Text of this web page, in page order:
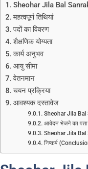
Sheohar Jila Bal
महत्वपूर्ण तिथियां
पदों का विवरण
शैक्षणिक योग्यता
कार्य अनुभव
आयु सीमा
वेतनमान
चयन प्रक्रिया
आवश्यक दस्तावेज
Sheohar Jila Bal
आवेदन भेजने का पता
Sheohar Jila
निष्कर्ष